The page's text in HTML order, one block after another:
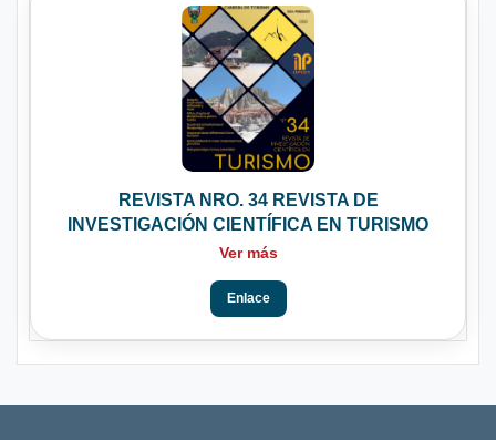
REVISTA NRO. 34 REVISTA DE
INVESTIGACIÓN CIENTÍFICA EN TURISMO
Ver más
Enlace